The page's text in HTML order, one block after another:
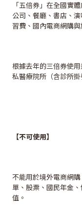
「五倍券」在全國實
公司、餐廳、書店、
習費、國內電商網購
根據去年的三倍券使
私醫療院所（含診所
【不可使用】
不能用於境外電商網
單、股票、國民年金
值。